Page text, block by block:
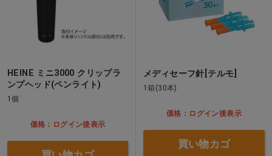
HEINE ミニ3000 クリップラ
ンプヘッド(ペンライト)
1個
価格：ログイン後表示
メディセーフ針[テルモ]
1箱(30本)
価格：ログイン後表示
買い物カゴ